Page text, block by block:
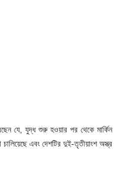
যে, যুদ্ধ শুরু হওয়ার পর থেকে মার্কিন
এবং দেশটির দুই-তৃতীয়াংশ অস্ত্র